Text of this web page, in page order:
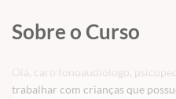
Sobre o Curso
Olá, caro fonoaudiólogo,
trabalhar com crianças que